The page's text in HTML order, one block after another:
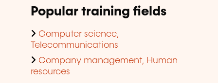
Popular training fields
Computer science,
Telecommunications
Company management, Human
resources